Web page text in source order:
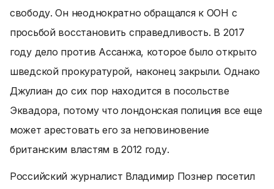
свободу. Он неоднократно обращался к ООН с
просьбой восстановить справедливость. В 2017
году дело против Ассанжа, которое было открыто
шведской прокуратурой, наконец закрыли. Однако
Джулиан до сих пор находится в посольстве
Эквадора, потому что лондонская полиция все еще
может арестовать его за неповиновение
британским властям в 2012 году.
Российский журналист Владимир Познер посетил